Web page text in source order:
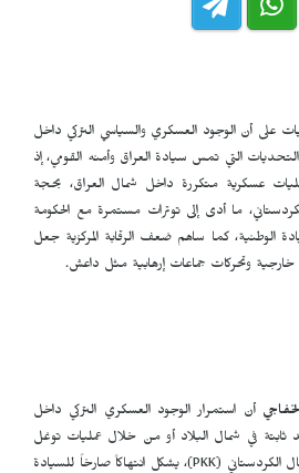
أن الوجود العسكري والسياسي التركي داخل
التي تمس سيادة العراق وأمنه القومي، إذ
عسكرية متكررة داخل شمال العراق، بحجة
ما أدى إلى توترات مستمرة مع الحكومة
الوطنية، كما ساهم ضعف الرقابة المركزية جعل
وتحركات جماعات إرهابية مثل داعش.
أن استمرار الوجود العسكري التركي داخل
ثابتة في شمال البلاد أو من خلال عمليات توغل
الكردستاني (PKK)، يشكل انتهاكاً صارخاً للسيادة